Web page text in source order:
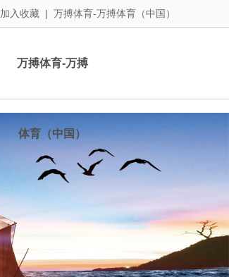
加入收藏 | 万搏体育-万搏体育（中国）
万搏体育-万搏
体育（中国）